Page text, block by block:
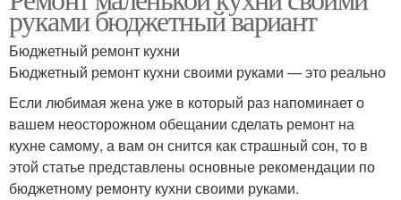
руками бюджетный вариант
Бюджетный ремонт кухни
Бюджетный ремонт кухни своими руками — это реально
Если любимая жена уже в который раз напоминает о
вашем неосторожном обещании сделать ремонт на
кухне самому, а вам он снится как страшный сон, то в
этой статье представлены основные рекомендации по
бюджетному ремонту кухни своими руками.